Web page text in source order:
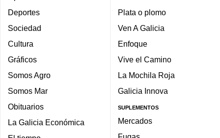
Deportes
Sociedad
Cultura
Gráficos
Somos Agro
Somos Mar
Obituarios
La Galicia Económica
Plata o plomo
Ven A Galicia
Enfoque
Vive el Camino
La Mochila Roja
Galicia Innova
SUPLEMENTOS
Mercados